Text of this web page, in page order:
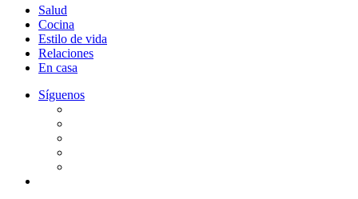
Salud
Cocina
Estilo de vida
Relaciones
En casa
Síguenos